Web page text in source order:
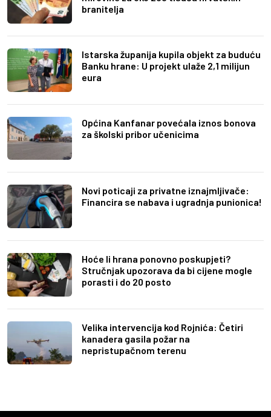
branitelja
Istarska županija kupila objekt za buduću
Banku hrane: U projekt ulaže 2,1 milijun
eura
Općina Kanfanar povećala iznos bonova
za školski pribor učenicima
Novi poticaji za privatne iznajmljivače:
Financira se nabava i ugradnja punionica!
Hoće li hrana ponovno poskupjeti?
Stručnjak upozorava da bi cijene mogle
porasti i do 20 posto
Velika intervencija kod Rojnića: Četiri
kanadera gasila požar na
nepristupačnom terenu